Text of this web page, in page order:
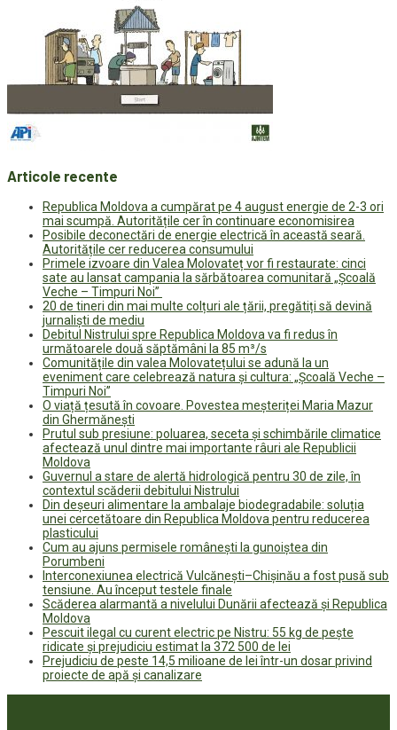
Articole recente
Republica Moldova a cumpărat pe 4 august energie de 2-3 ori
mai scumpă. Autoritățile cer în continuare economisirea
Posibile deconectări de energie electrică în această seară.
Autoritățile cer reducerea consumului
Primele izvoare din Valea Molovateț vor fi restaurate: cinci
sate au lansat campania la sărbătoarea comunitară „Școală
Veche – Timpuri Noi”
20 de tineri din mai multe colțuri ale țării, pregătiți să devină
jurnaliști de mediu
Debitul Nistrului spre Republica Moldova va fi redus în
următoarele două săptămâni la 85 m³/s
Comunitățile din valea Molovatețului se adună la un
eveniment care celebrează natura și cultura: „Școală Veche –
Timpuri Noi”
O viață țesută în covoare. Povestea meșteriței Maria Mazur
din Ghermănești
Prutul sub presiune: poluarea, seceta și schimbările climatice
afectează unul dintre mai importante râuri ale Republicii
Moldova
Guvernul a stare de alertă hidrologică pentru 30 de zile, în
contextul scăderii debitului Nistrului
Din deșeuri alimentare la ambalaje biodegradabile: soluția
unei cercetătoare din Republica Moldova pentru reducerea
plasticului
Cum au ajuns permisele românești la gunoiștea din
Porumbeni
Interconexiunea electrică Vulcănești–Chișinău a fost pusă sub
tensiune. Au început testele finale
Scăderea alarmantă a nivelului Dunării afectează și Republica
Moldova
Pescuit ilegal cu curent electric pe Nistru: 55 kg de pește
ridicate și prejudiciu estimat la 372 500 de lei
Prejudiciu de peste 14,5 milioane de lei într-un dosar privind
proiecte de apă și canalizare